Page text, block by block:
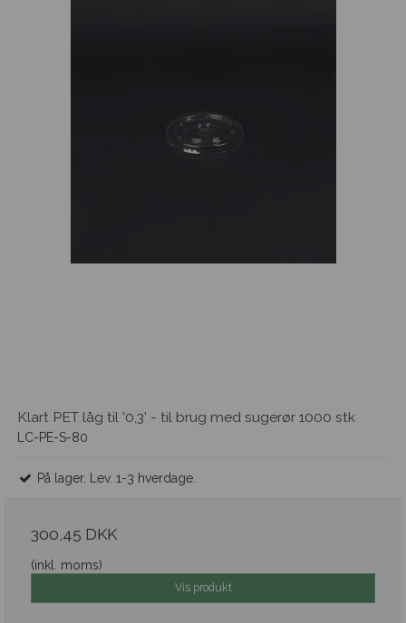
Klart PET låg til '0,3' - til brug med sugerør 1000 stk
LC-PE-S-80
På lager. Lev. 1-3 hverdage.
300,45 DKK
(inkl. moms)
Vis produkt